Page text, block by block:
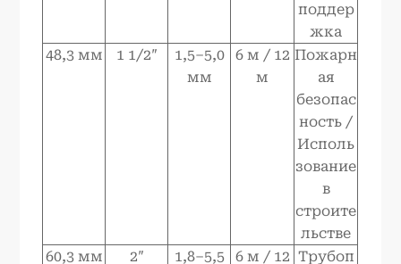
поддер
жка
48,3 мм
1 1/2″
1,5–5,0
мм
6 м / 12
м
Пожарн
ая
безопас
ность /
Исполь
зование
в
строите
льстве
60,3 мм
2″ 1,8–5,5 6 м / 12 Трубоп